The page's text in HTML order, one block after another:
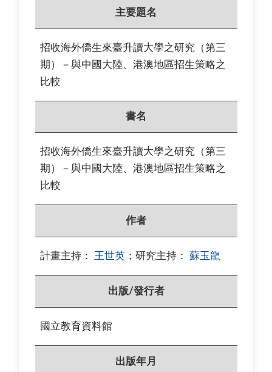
主要題名
招收海外僑生來臺升讀大學之研究（第三
期）－與中國大陸、港澳地區招生策略之
比較
書名
招收海外僑生來臺升讀大學之研究（第三
期）－與中國大陸、港澳地區招生策略之
比較
作者
計畫主持： 王世英 ； 研究主持： 蘇玉龍
出版/發行者
國立教育資料館
出版年月